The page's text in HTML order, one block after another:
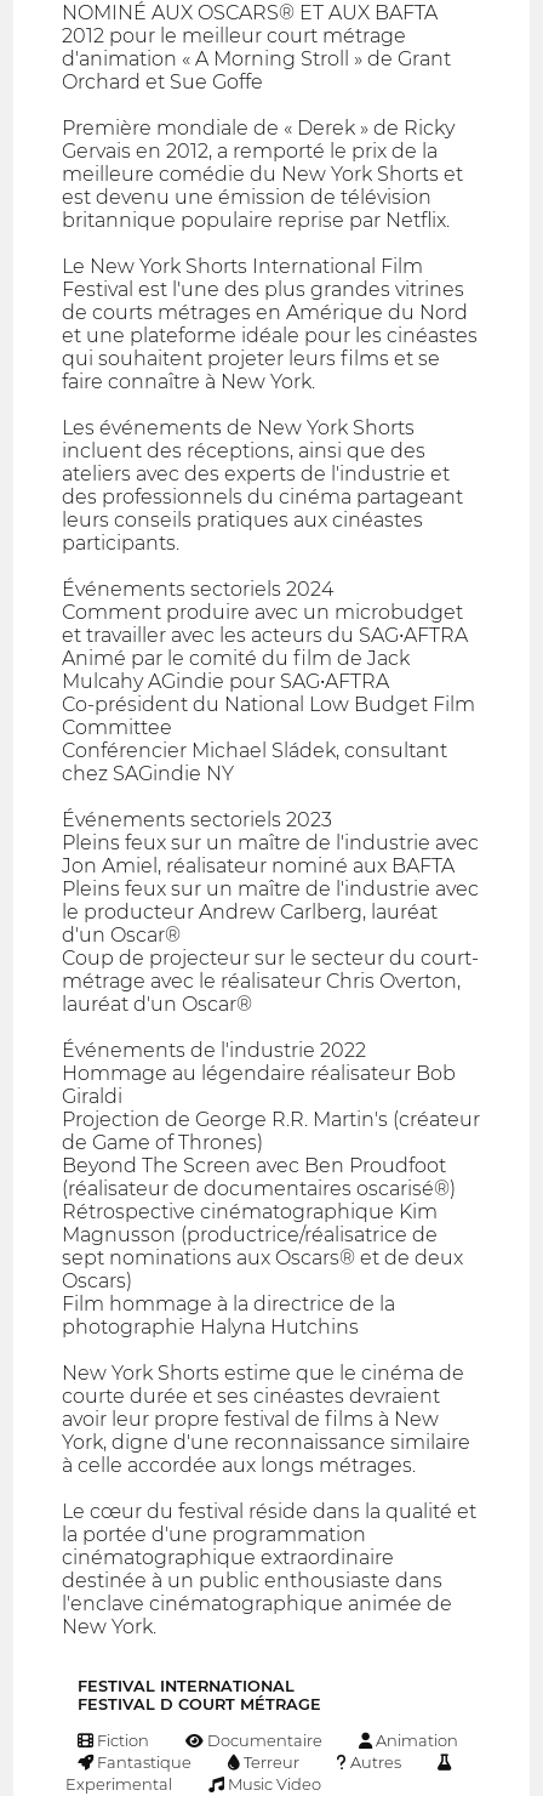
NOMINÉ AUX OSCARS® ET AUX BAFTA
2012 pour le meilleur court métrage
d'animation « A Morning Stroll » de Grant
Orchard et Sue Goffe
Première mondiale de « Derek » de Ricky
Gervais en 2012, a remporté le prix de la
meilleure comédie du New York Shorts et
est devenu une émission de télévision
britannique populaire reprise par Netflix.
Le New York Shorts International Film
Festival est l'une des plus grandes vitrines
de courts métrages en Amérique du Nord
et une plateforme idéale pour les cinéastes
qui souhaitent projeter leurs films et se
faire connaître à New York.
Les événements de New York Shorts
incluent des réceptions, ainsi que des
ateliers avec des experts de l'industrie et
des professionnels du cinéma partageant
leurs conseils pratiques aux cinéastes
participants.
Événements sectoriels 2024
Comment produire avec un microbudget
et travailler avec les acteurs du SAG•AFTRA
Animé par le comité du film de Jack
Mulcahy AGindie pour SAG•AFTRA
Co-président du National Low Budget Film
Committee
Conférencier Michael Sládek, consultant
chez SAGindie NY
Événements sectoriels 2023
Pleins feux sur un maître de l'industrie avec
Jon Amiel, réalisateur nominé aux BAFTA
Pleins feux sur un maître de l'industrie avec
le producteur Andrew Carlberg, lauréat
d'un Oscar®
Coup de projecteur sur le secteur du court-
métrage avec le réalisateur Chris Overton,
lauréat d'un Oscar®
Événements de l'industrie 2022
Hommage au légendaire réalisateur Bob
Giraldi
Projection de George R.R. Martin's (créateur
de Game of Thrones)
Beyond The Screen avec Ben Proudfoot
(réalisateur de documentaires oscarisé®)
Rétrospective cinématographique Kim
Magnusson (productrice/réalisatrice de
sept nominations aux Oscars® et de deux
Oscars)
Film hommage à la directrice de la
photographie Halyna Hutchins
New York Shorts estime que le cinéma de
courte durée et ses cinéastes devraient
avoir leur propre festival de films à New
York, digne d'une reconnaissance similaire
à celle accordée aux longs métrages.
Le cœur du festival réside dans la qualité et
la portée d'une programmation
cinématographique extraordinaire
destinée à un public enthousiaste dans
l'enclave cinématographique animée de
New York.
FESTIVAL INTERNATIONAL
FESTIVAL D COURT MÉTRAGE
Fiction Documentaire
Animation
Fantastique
Terreur
Autres
Experimental
Music Video